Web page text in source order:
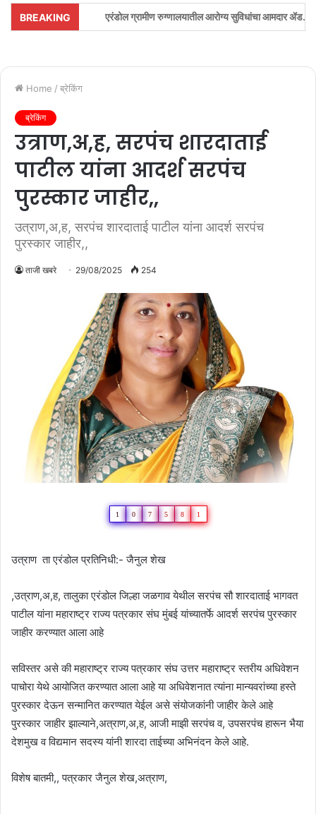
BREAKING
एरंडोल ग्रामीण रुग्णालयातील आरोग्य सुविधांचा आमदार ॲड.अमोलदादा पाटील व
Home / ब्रेकिंग
ब्रेकिंग
उत्राण,अ,ह, सरपंच शारदाताई
पाटील यांना आदर्श सरपंच
पुरस्कार जाहीर,,
उत्राण,अ,ह, सरपंच शारदाताई पाटील यांना आदर्श सरपंच
पुरस्कार जाहीर,,
ताजी खबरे 29/08/2025 254
1 0 7 5 8 1
उत्राण ता एरंडोल प्रतिनिधी:- जैनुल शेख
,उत्राण,अ,ह, तालुका एरंडोल जिल्हा जळगाव येथील सरपंच सौ शारदाताई भागवत
पाटील यांना महाराष्ट्र राज्य पत्रकार संघ मुंबई यांच्यातर्फे आदर्श सरपंच पुरस्कार
जाहीर करण्यात आला आहे
सविस्तर असे की महाराष्ट्र राज्य पत्रकार संघ उत्तर महाराष्ट्र स्तरीय अधिवेशन
पाचोरा येथे आयोजित करण्यात आला आहे या अधिवेशनात त्यांना मान्यवरांच्या हस्ते
पुरस्कार देऊन सन्मानित करण्यात येईल असे संयोजकांनी जाहीर केले आहे
पुरस्कार जाहीर झाल्याने,अत्राण,अ,ह, आजी माझी सरपंच व, उपसरपंच हारून भैया
देशमुख व विद्यमान सदस्य यांनी शारदा ताईच्या अभिनंदन केले आहे.
विशेष बातमी,, पत्रकार जैनुल शेख,अत्राण,